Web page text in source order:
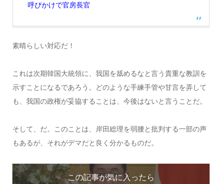
呼びかけで官房長官
素晴らしい対応だ！
これは次期韓国大統領に、我国を舐めるなと言う貴重な教訓を
示すことになるであろう。どのような手練手管や甘言を弄して
も、我国の政権が妥協することは、今後はないと言うことだ。
そして、だ。このことは、岸田総理を弱腰と批判する一部の声
もあるが、それがデマだと良く分かるものだ。
この記事が気に入ったら